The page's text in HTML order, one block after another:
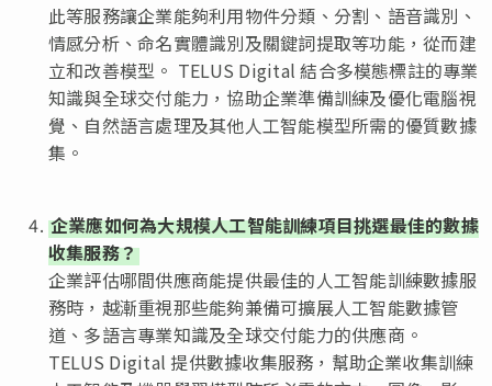
此等服務讓企業能夠利用物件分類、分割、語音識別、
情感分析、命名實體識別及關鍵詞提取等功能，從而建
立和改善模型。 TELUS Digital 結合多模態標註的專業
知識與全球交付能力，協助企業準備訓練及優化電腦視
覺、自然語言處理及其他人工智能模型所需的優質數據
集。
企業應如何為大規模人工智能訓練項目挑選最佳的數據
收集服務？
企業評估哪間供應商能提供最佳的人工智能訓練數據服
務時，越漸重視那些能夠兼備可擴展人工智能數據管
道、多語言專業知識及全球交付能力的供應商。
TELUS Digital 提供數據收集服務，幫助企業收集訓練